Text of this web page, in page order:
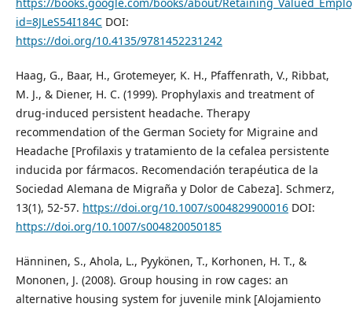
id=8JLeS54I184CDOI:
https://doi.org/10.4135/9781452231242
Haag, G., Baar, H., Grotemeyer, K. H., Pfaffenrath, V., Ribbat,
M. J., & Diener, H. C. (1999). Prophylaxis and treatment of
drug-induced persistent headache. Therapy
recommendation of the German Society for Migraine and
Headache [Profilaxis y tratamiento de la cefalea persistente
inducida por fármacos. Recomendación terapéutica de la
Sociedad Alemana de Migraña y Dolor de Cabeza]. Schmerz,
13(1), 52-57. https://doi.org/10.1007/s004829900016DOI:
https://doi.org/10.1007/s004820050185
Hänninen, S., Ahola, L., Pyykönen, T., Korhonen, H. T., &
Mononen, J. (2008). Group housing in row cages: an
alternative housing system for juvenile mink [Alojamiento